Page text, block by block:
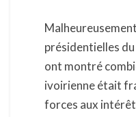
présidentielles
ont montré
ivoirienne était
forces aux